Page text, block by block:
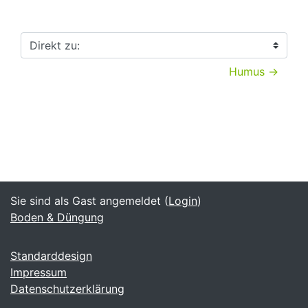
Direkt zu:
Humus →
Sie sind als Gast angemeldet (Login)
Boden & Düngung
Standarddesign
Impressum
Datenschutzerklärung